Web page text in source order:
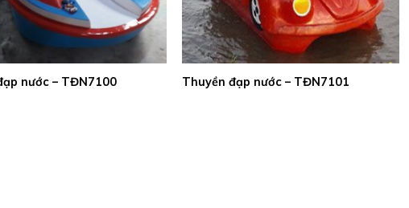
nước – TĐN7100 Thuyền đạp nước – TĐN7101